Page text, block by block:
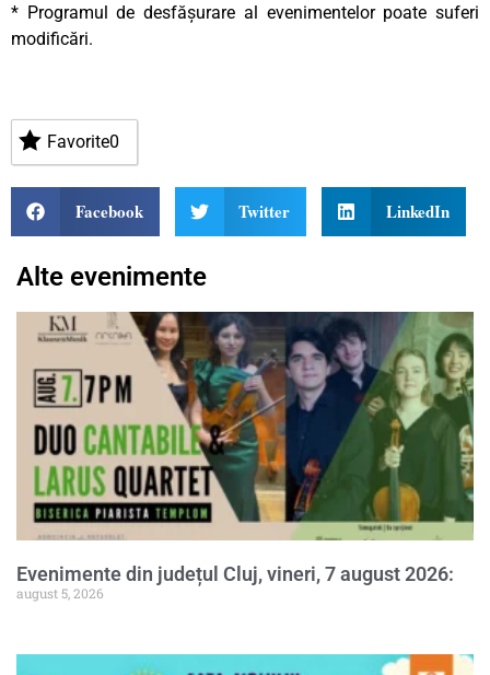
* Programul de desfășurare al evenimentelor poate suferi
modificări.
Favorite0
Facebook Twitter LinkedIn
Alte evenimente
Evenimente din județul Cluj, vineri, 7 august 2026:
august 5, 2026